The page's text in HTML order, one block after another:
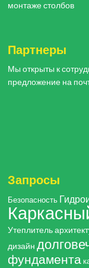
монтаже столбов
Партнеры
Мы открыты к
предложение на
Запросы
Безопасность
Утеплитель
дизайн
фундамента